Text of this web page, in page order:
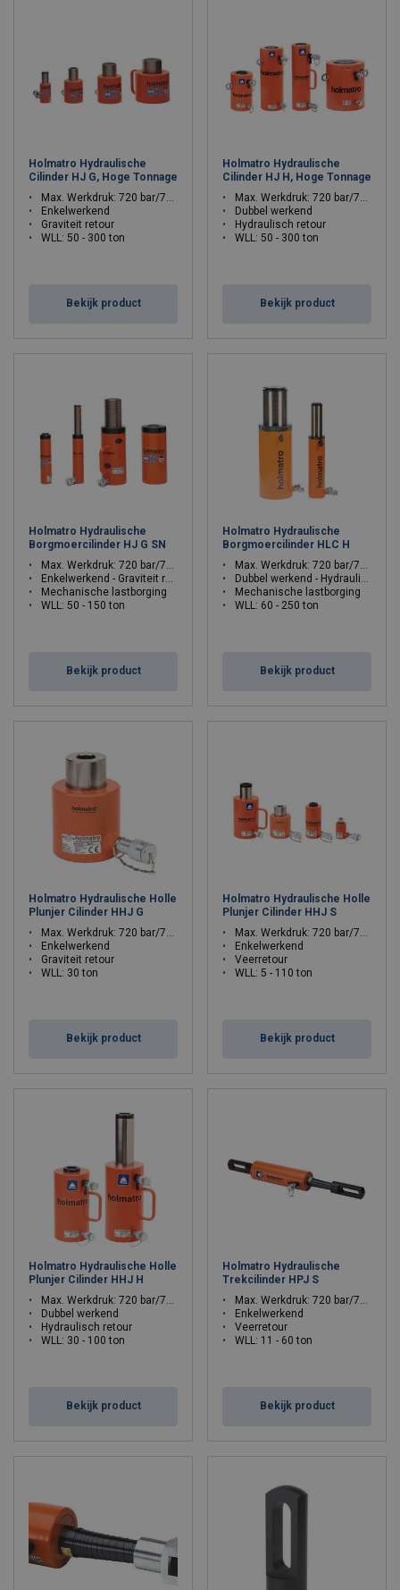
Holmatro Hydraulische
Cilinder HJ G, Hoge Tonnage
Max. Werkdruk: 720 bar/72 Mpa
Enkelwerkend
Graviteit retour
WLL: 50 - 300 ton
Bekijk product
Holmatro Hydraulische
Cilinder HJ H, Hoge Tonnage
Max. Werkdruk: 720 bar/72 Mpa
Dubbel werkend
Hydraulisch retour
WLL: 50 - 300 ton
Bekijk product
Holmatro Hydraulische
Borgmoercilinder HJ G SN
Max. Werkdruk: 720 bar/72 Mpa
Enkelwerkend - Graviteit retour
Mechanische lastborging
WLL: 50 - 150 ton
Bekijk product
Holmatro Hydraulische
Borgmoercilinder HLC H
Max. Werkdruk: 720 bar/72 Mpa
Dubbel werkend - Hydraulisch retour
Mechanische lastborging
WLL: 60 - 250 ton
Bekijk product
Holmatro Hydraulische Holle
Plunjer Cilinder HHJ G
Max. Werkdruk: 720 bar/72 Mpa
Enkelwerkend
Graviteit retour
WLL: 30 ton
Bekijk product
Holmatro Hydraulische Holle
Plunjer Cilinder HHJ S
Max. Werkdruk: 720 bar/72 Mpa
Enkelwerkend
Veerretour
WLL: 5 - 110 ton
Bekijk product
Holmatro Hydraulische Holle
Plunjer Cilinder HHJ H
Max. Werkdruk: 720 bar/72 Mpa
Dubbel werkend
Hydraulisch retour
WLL: 30 - 100 ton
Bekijk product
Holmatro Hydraulische
Trekcilinder HPJ S
Max. Werkdruk: 720 bar/72 Mpa
Enkelwerkend
Veerretour
WLL: 11 - 60 ton
Bekijk product